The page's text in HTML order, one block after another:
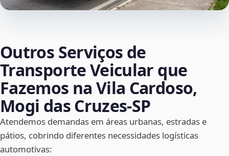
Outros Serviços de
Transporte Veicular que
Fazemos na Vila Cardoso,
Mogi das Cruzes‑SP
Atendemos demandas em áreas urbanas, estradas e
pátios, cobrindo diferentes necessidades logísticas
automotivas: